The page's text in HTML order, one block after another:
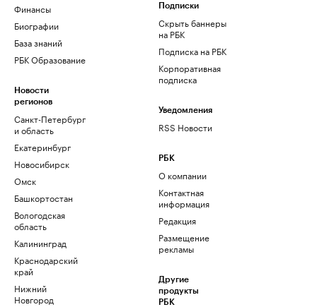
Финансы
Биографии
База знаний
РБК Образование
Новости
регионов
Санкт-Петербург
и область
Екатеринбург
Новосибирск
Омск
Башкортостан
Вологодская
область
Калининград
Краснодарский
край
Нижний
Новгород
Подписки
Скрыть баннеры
на РБК
Подписка на РБК
Корпоративная
подписка
Уведомления
RSS Новости
РБК
О компании
Контактная
информация
Редакция
Размещение
рекламы
Другие
продукты
РБК